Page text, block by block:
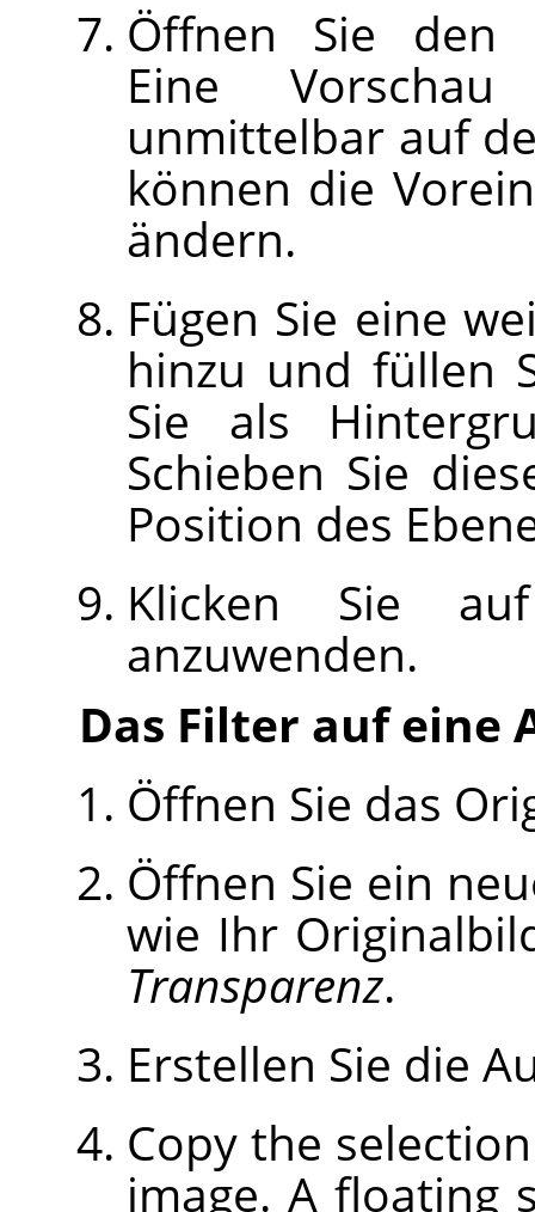
Öffnen Sie den
Eine
unmittelbar auf
können die
ändern.
Fügen Sie eine
hinzu und füllen
Sie als
Schieben Sie
Position des
Klicken Sie
anzuwenden.
Das Filter auf eine
Öffnen Sie das
Öffnen Sie ein
wie Ihr
Transparenz.
Erstellen Sie die
Copy the
image. A floating